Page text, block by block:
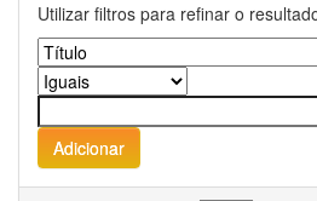
Utilizar filtros para refinar o